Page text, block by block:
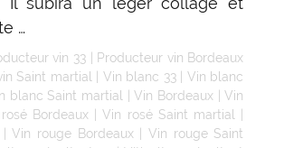
…
vin 33
Producteur vin Bordeaux
Saint martial| Vin blanc 33| Vin blanc
blanc Saint martial |Vin Bordeaux|Vin
Bordeaux|Vin rosé Saint martial
|Vin rouge Bordeaux| Vin rouge Saint